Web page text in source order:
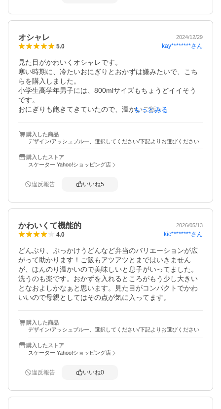
オシャレ 2024/12/29
5.0 kay********さん
見た目がかわいくオシャレです。
寒い時期に、冷たいおにぎりとおかずは嫌みたいで、こち
らを購入しました。
小学生高学年男子には、800mlサイズもちょうどイイそう
です。
おにぎりも飽きてきていたので、温かいご飯が食べれて、
す。夏も楽しみです。
デザインやカラーは、大人も男女問わず、使えると思いま
す。
もっとみる
購入した商品
デザイン/アッシュブルー、選択してください/下記よりお選びください
購入したストア
スケーター Yahoo!ショッピング店
違反報告 いいね5
かわいくて機能的 2026/05/13
4.0 kic********さん
どんぶり、ぶっかけうどんなど弁当のバリエーションが広
がって助かります！ご飯もアツアツとまではいきません
が、ほんのり温かいので美味しいと息子がいってました。
洗うのも楽です。おかずを入れるところがもう少し大きい
となおよしかなぁと思います。見た目がコンパクトでかわ
いいので母親としてはその点が気に入ってます。
購入した商品
デザイン/アッシュブルー、選択してください/下記よりお選びください
購入したストア
スケーター Yahoo!ショッピング店
違反報告 いいね0